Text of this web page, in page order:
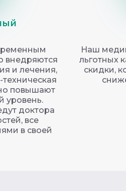
внедряются
и лечения,
повышают
уровень.
доктора
все
в своей
Наш
льготных
скидки,